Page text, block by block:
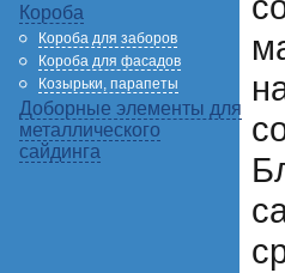
Короба
Короба для заборов
Короба для фасадов
Козырьки, парапеты
Доборные элементы для
металлического
сайдинга